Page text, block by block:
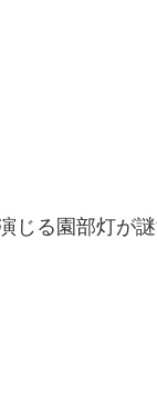
じる園部灯が